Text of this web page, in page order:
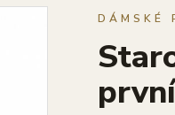
DÁMSKÉ